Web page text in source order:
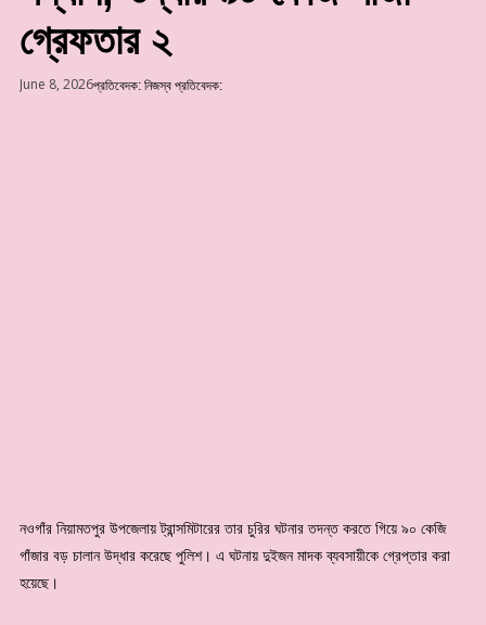
গ্রেফতার ২
June 8, 2026প্রতিবেদক: নিজস্ব প্রতিবেদক:
নওগাঁর নিয়ামতপুর উপজেলায় ট্রান্সমিটারের তার চুরির ঘটনার তদন্ত করতে গিয়ে ৯০ কেজি
গাঁজার বড় চালান উদ্ধার করেছে পুলিশ। এ ঘটনায় দুইজন মাদক ব্যবসায়ীকে গ্রেপ্তার করা
হয়েছে।